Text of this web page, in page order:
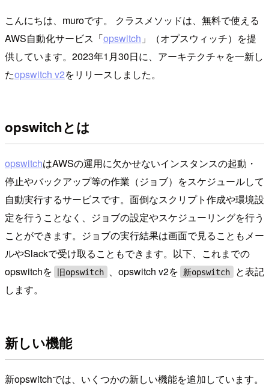
こんにちは、muroです。 クラスメソッドは、無料で使える
AWS自動化サービス「opswitch 」（オプスウィッチ）を提
供しています。2023年1月30日に、アーキテクチャを一新し
たopswitch v2をリリースしました。
opswitchとは
opswitchはAWSの運用に欠かせないインスタンスの起動・
停止やバックアップ等の作業（ジョブ）をスケジュールして
自動実行するサービスです。面倒なスクリプト作成や環境設
定を行うことなく、ジョブの設定やスケジューリングを行う
ことができます。ジョブの実行結果は画面で見ることもメー
ルやSlackで受け取ることもできます。以下、これまでの
opswitchを
旧opswitch 、opswitch v2を 新opswitch
と表記
します。
新しい機能
新opswitchでは、いくつかの新しい機能を追加しています。